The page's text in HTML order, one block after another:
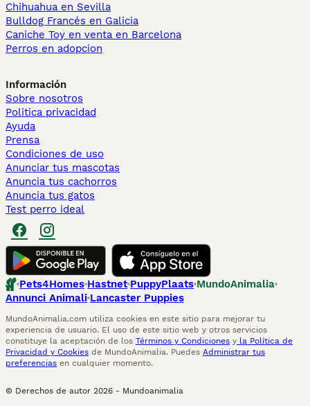
Chihuahua en Sevilla
Bulldog Francés en Galicia
Caniche Toy en venta en Barcelona
Perros en adopcion
Información
Sobre nosotros
Politica privacidad
Ayuda
Prensa
Condiciones de uso
Anunciar tus mascotas
Anuncia tus cachorros
Anuncia tus gatos
Test perro ideal
Pets4Homes Hastnet PuppyPlaats MundoAnimalia
Annunci Animali Lancaster Puppies
MundoAnimalia.com utiliza cookies en este sitio para mejorar tu
experiencia de usuario. El uso de este sitio web y otros servicios
constituye la aceptación de los Términos y Condiciones y la Política de
Privacidad y Cookies de MundoAnimalia. Puedes Administrar tus
preferencias en cualquier momento.
© Derechos de autor 2026 - Mundoanimalia